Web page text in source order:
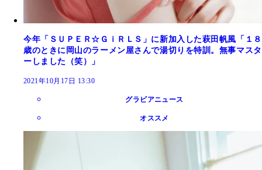
今年「ＳＵＰＥＲ☆ＧｉＲＬＳ」に新加入した萩田帆風「１８
歳のときに岡山のラーメン屋さんで湯切りを特訓。無事マスタ
ーしました（笑）」
2021年10月17日 13:30
グラビアニュース
オススメ